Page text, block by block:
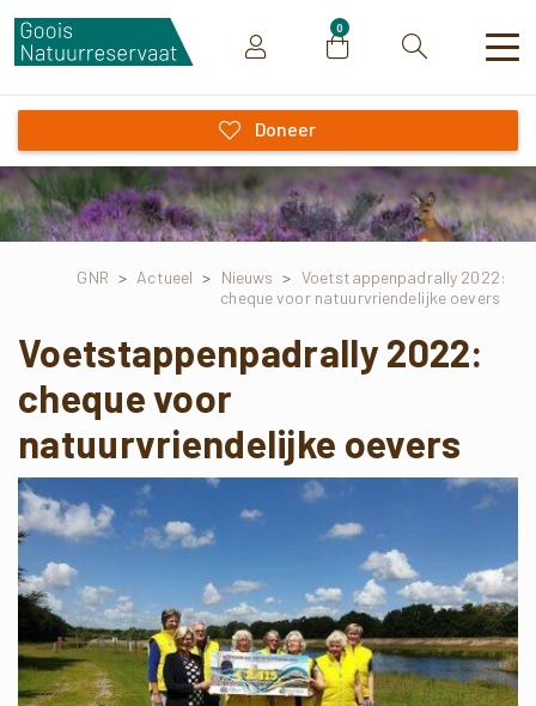
0
Zoeken
Doneer
GNR > Actueel > Nieuws > Voetstappenpadrally 2022:
cheque voor natuurvriendelijke oevers
Voetstappenpadrally 2022:
cheque voor
natuurvriendelijke oevers